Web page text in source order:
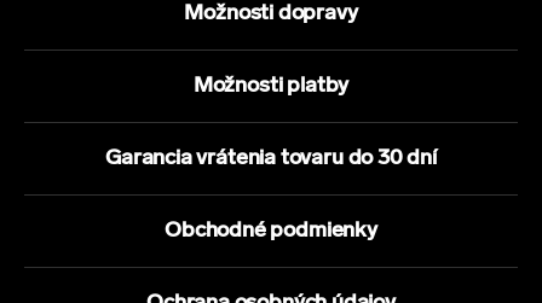
Možnosti dopravy
Možnosti platby
Garancia vrátenia tovaru do 30 dní
Obchodné podmienky